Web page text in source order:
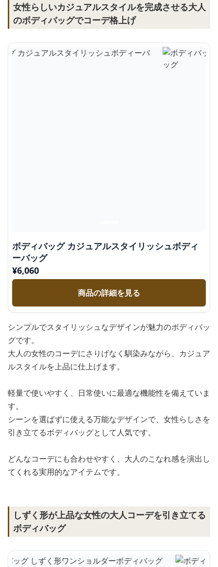
女性らしいカジュアルスタイルを完成させる大人
のボディバッグでコーデ格上げ
ボディバッグ カジュアルスタイリッシュボディ
ーバッグ
¥6,060
商品の詳細を見る
シンプルでスタイリッシュなデザインが魅力のボディバッ
グです。
大人の女性のコーデにさりげなく馴染みながら、カジュア
ルスタイルを上品に仕上げます。
軽量で使いやすく、日常使いに最適な機能性を備えていま
す。
シーンを選ばずに使える万能なデザインで、女性らしさを
引き立てるボディバッグとして人気です。
どんなコーデにも合わせやすく、大人のこなれ感を演出し
てくれる実用的なアイテムです。
しずく形が上品な女性の大人コーデを引き立てる
ボディバッグ